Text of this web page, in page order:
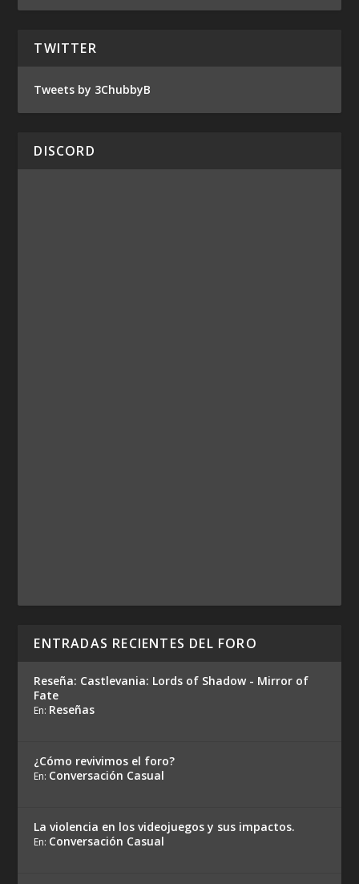
TWITTER
Tweets by 3ChubbyB
DISCORD
ENTRADAS RECIENTES DEL FORO
Reseña: Castlevania: Lords of Shadow - Mirror of
Fate
En: Reseñas
¿Cómo revivimos el foro?
En: Conversación Casual
La violencia en los videojuegos y sus impactos.
En: Conversación Casual